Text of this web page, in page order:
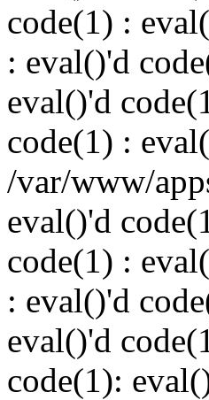
code(1) :
: eval()'d
eval()'d
code(1) :
/var/www/
eval()'d
code(1) :
: eval()'d
eval()'d
code(1):